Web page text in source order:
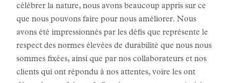
célébrer la nature, nous avons beaucoup appris sur ce
que nous pouvons faire pour nous améliorer. Nous
avons été impressionnés par les défis que représente le
respect des normes élevées de durabilité que nous nous
sommes fixées, ainsi que par nos collaborateurs et nos
clients qui ont répondu à nos attentes, voire les ont